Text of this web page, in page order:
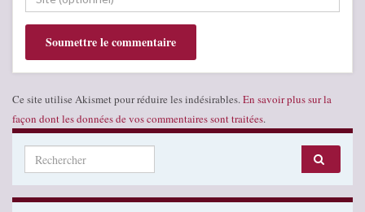
Ce site utilise Akismet pour réduire les indésirables.En savoir plus sur la
façon dont les données de vos commentaires sont traitées.
Search for: